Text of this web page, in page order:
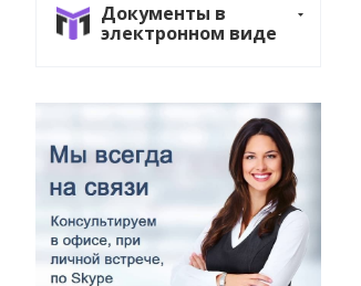
Документы в
электронном виде